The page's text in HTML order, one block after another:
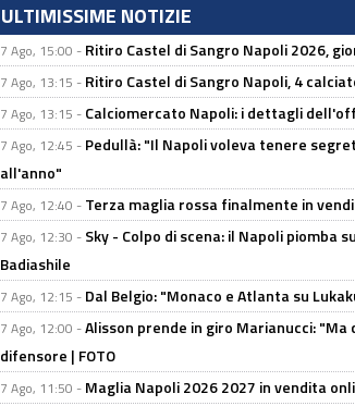
ULTIMISSIME NOTIZIE
7 Ago, 15:00 - Ritiro Castel di Sangro Napoli 2026,
7 Ago, 13:15 - Ritiro Castel di Sangro Napoli, 4
7 Ago, 13:15 - Calciomercato Napoli: i dettagli
7 Ago, 12:45 - Pedullà: "Il Napoli voleva tenere
all'anno"
7 Ago, 12:40 - Terza maglia rossa finalmente in
7 Ago, 12:30 - Sky - Colpo di scena: il Napoli piomba
Badiashile
7 Ago, 12:15 - Dal Belgio: "Monaco e Atlanta su
7 Ago, 12:00 -Alisson prende in giro Marianucci:
difensore | FOTO
7 Ago, 11:50 - Maglia Napoli 2026 2027 in vendita